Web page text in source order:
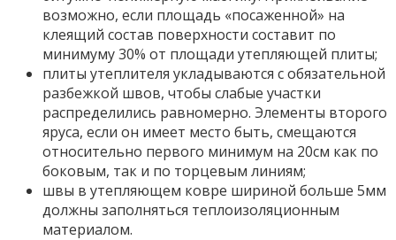
возможно, если площадь «посаженной» на
клеящий состав поверхности составит по
минимуму 30% от площади утепляющей плиты;
плиты утеплителя укладываются с обязательной
разбежкой швов, чтобы слабые участки
распределились равномерно. Элементы второго
яруса, если он имеет место быть, смещаются
относительно первого минимум на 20см как по
боковым, так и по торцевым линиям;
швы в утепляющем ковре шириной больше 5мм
должны заполняться теплоизоляционным
материалом.